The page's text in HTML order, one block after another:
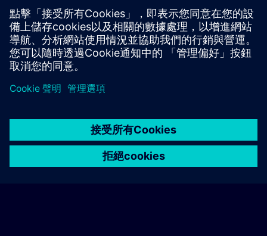
explore
目前沒有可用活動
請將您的姓名加入課程候補名單，一旦有新的開課日期，我們將
通知您。
啟用通知服務